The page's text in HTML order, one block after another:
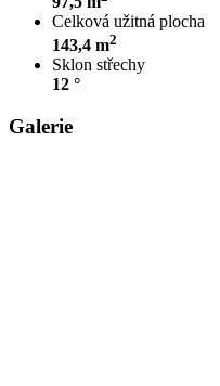
Celková užitná plocha
143,4 m2
Sklon střechy
12 °
Galerie